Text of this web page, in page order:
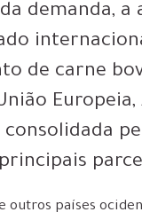
demanda,
de carne
consolidada
outros países